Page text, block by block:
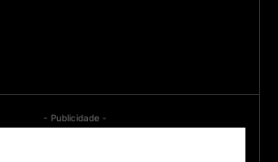
- Publicidade -